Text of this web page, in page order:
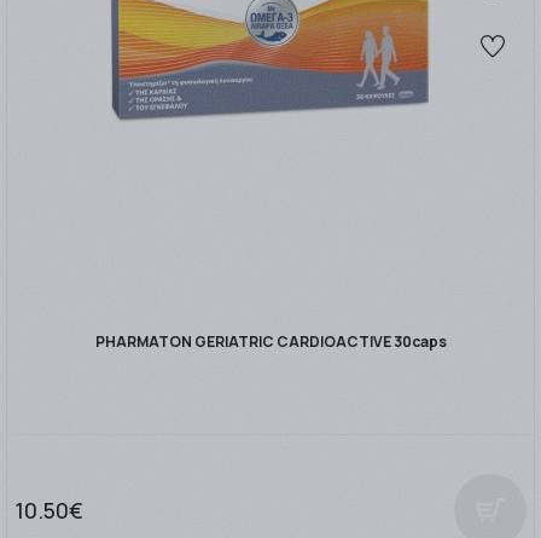
PHARMATON GERIATRIC CARDIOACTIVE 30caps
10.50€